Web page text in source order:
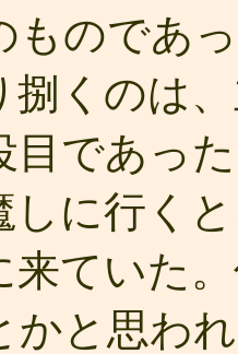
ものであ
捌くのは
目であっ
しに行く
来ていた
かと思わ